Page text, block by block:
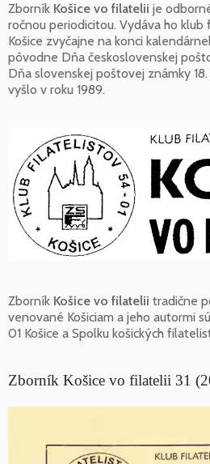
Zborník Košice vo filatelii je
ročnou periodicitou. Vydáva ho
Košice zvyčajne na konci
pôvodne Dňa československej
Dňa slovenskej poštovej známky
vyšlo v roku 1989.
Zborník Košice vo filatelii tradične
venované Košiciam a jeho autormi
01 Košice a Spolku košických
Zborník Košice vo filatelii 31